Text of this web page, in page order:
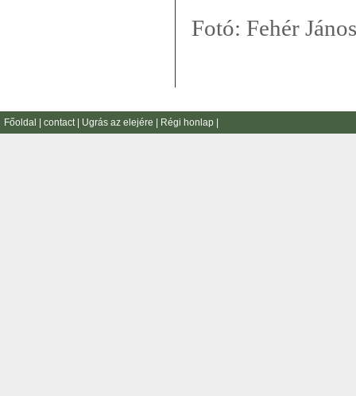
Fotó: Fehér
Főoldal | contact | Ugrás az elejére | Régi honlap |